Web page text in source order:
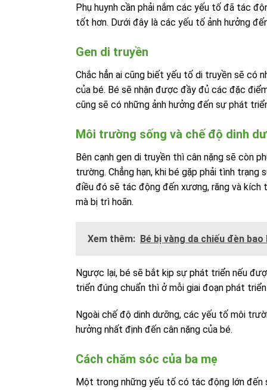
Phụ huynh cần phải nắm các yếu tố đã tác
tốt hơn. Dưới đây là các yếu tố ảnh hưởng
Gen di truyền
Chắc hẳn ai cũng biết yếu tố di truyền sẽ
của bé. Bé sẽ nhận được đầy đủ các đặc
cũng sẽ có những ảnh hưởng đến sự phát
Môi trường sống và chế độ dinh
Bên cạnh gen di truyền thì cân nặng sẽ còn
trường. Chẳng hạn, khi bé gặp phải tình
điều đó sẽ tác động đến xương, răng và
mà bị trì hoãn.
Xem thêm: Bé bị vàng da chiếu đèn bao
Ngược lại, bé sẽ bắt kịp sự phát triển nếu
triển đúng chuẩn thì ở mỗi giai đoạn phát
Ngoài chế độ dinh dưỡng, các yếu tố môi
hưởng nhất định đến cân nặng của bé.
Cách chăm sóc của ba mẹ
Một trong những yếu tố có tác động lớn đến